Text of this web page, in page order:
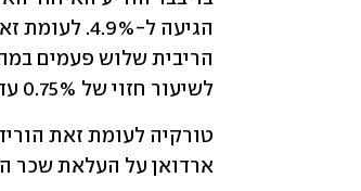
הגיעה ל-4.9%. לעומת זאת
לשיעור חזוי של 0.75% עד 1.0% לשנה.
ארדואן על העלאת שכר